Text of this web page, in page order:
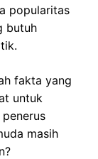
popularitas
butuh
fakta yang
untuk
masih